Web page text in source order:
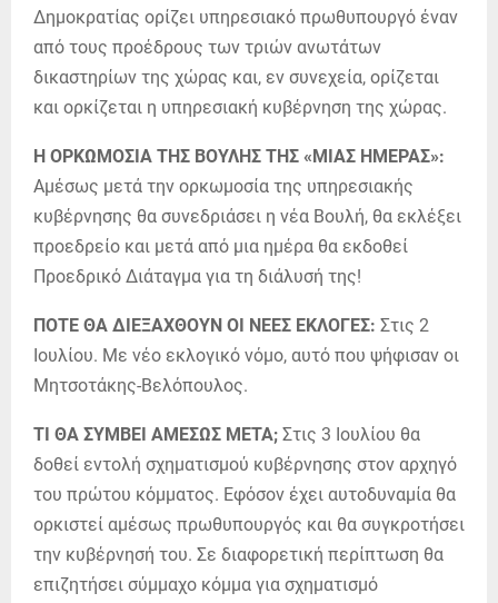
Δημοκρατίας ορίζει υπηρεσιακό πρωθυπουργό έναν
από τους προέδρους των τριών ανωτάτων
δικαστηρίων της χώρας και, εν συνεχεία, ορίζεται
και ορκίζεται η υπηρεσιακή κυβέρνηση της χώρας.
Η ΟΡΚΩΜΟΣΙΑ ΤΗΣ ΒΟΥΛΗΣ ΤΗΣ «ΜΙΑΣ ΗΜΕΡΑΣ»:
Αμέσως μετά την ορκωμοσία της υπηρεσιακής
κυβέρνησης θα συνεδριάσει η νέα Βουλή, θα εκλέξει
προεδρείο και μετά από μια ημέρα θα εκδοθεί
Προεδρικό Διάταγμα για τη διάλυσή της!
ΠΟΤΕ ΘΑ ΔΙΕΞΑΧΘΟΥΝ ΟΙ ΝΕΕΣ ΕΚΛΟΓΕΣ: Στις 2
Ιουλίου. Με νέο εκλογικό νόμο, αυτό που ψήφισαν οι
Μητσοτάκης-Βελόπουλος.
ΤΙ ΘΑ ΣΥΜΒΕΙ ΑΜΕΣΩΣ ΜΕΤΑ; Στις 3 Ιουλίου θα
δοθεί εντολή σχηματισμού κυβέρνησης στον αρχηγό
του πρώτου κόμματος. Εφόσον έχει αυτοδυναμία θα
ορκιστεί αμέσως πρωθυπουργός και θα συγκροτήσει
την κυβέρνησή του. Σε διαφορετική περίπτωση θα
επιζητήσει σύμμαχο κόμμα για σχηματισμό